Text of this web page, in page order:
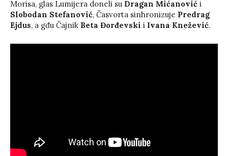
Morisa, glas Lumijera doneli su Dragan Mićanović i
Slobodan Stefanović, Časvorta sinhronizuje Predrag
Ejdus, a gđu Čajnik Beta Đorđevski i Ivana Knežević.